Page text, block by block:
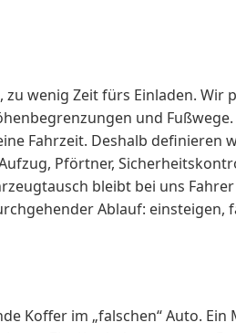
wenig Zeit fürs Einladen. Wir
und
Fahrzeit. Deshalb definieren
Pförtner,
bleibt bei uns
Ablauf: einsteigen,
Koffer im „falschen“ Auto. Ein